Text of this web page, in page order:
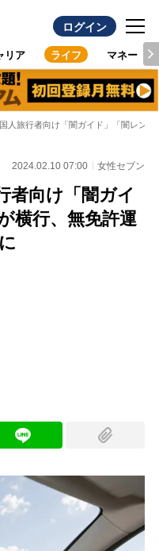
ログイン
リア ライフ マネー
人旅行者向け「闇ガイド」「闇レン
2024.02.10 07:00 女性セブン
者向け「闇ガイ
横行、無免許運